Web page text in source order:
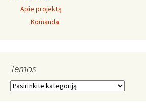
Apie projektą
Komanda
Temos
Temos